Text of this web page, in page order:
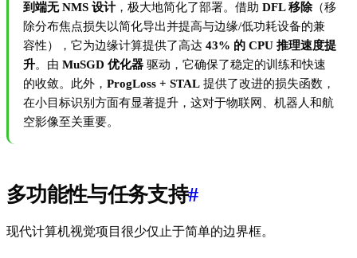
到端无 NMS 设计，极大地简化了部署。借助 DFL 移除 （移
除分布焦点损失以简化导出并提高与边缘/低功耗设备的兼
容性），它为边缘计算提供了高达 43% 的 CPU 推理速度提
升。由 MuSGD 优化器 驱动，它确保了稳定的训练和快速
的收敛。此外， ProgLoss + STAL 提供了改进的损失函数，
在小目标识别方面有显著提升，这对于物联网、机器人和航
空影像至关重要。
多功能性与任务支持#
现代计算机视觉项目很少仅止于简单的边界框。